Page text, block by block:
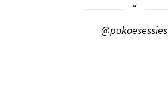
@pokoesessies